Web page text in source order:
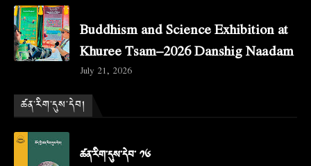
Buddhism and Science Exhibition at
Khuree Tsam–2026 Danshig Naadam
July 21, 2026
ཚན་རིག་དུས་དེབ།
ཚན་རིག་དུས་དེབ་ ༡༦